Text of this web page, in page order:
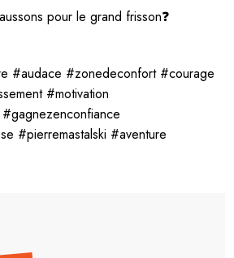
pour le grand frisson❓
#audace #zonedeconfort #courage
#motivation
#pierremastalski #aventure